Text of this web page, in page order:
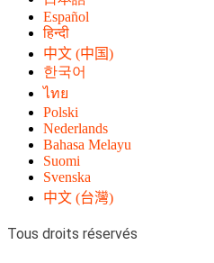
Español
हिन्दी
中文 (中国)
한국어
ไทย
Polski
Nederlands
Bahasa Melayu
Suomi
Svenska
中文 (台灣)
Tous droits réservés